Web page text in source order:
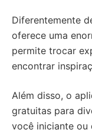
Diferentemente
oferece uma
permite trocar
encontrar
Além disso, o
gratuitas para
você iniciante ou